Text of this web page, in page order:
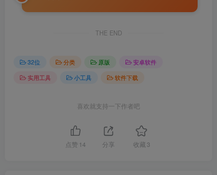
THE END
32位 分类 原版
安卓软件
实用工具
小工具 软件下载
喜欢就支持一下作者吧
点赞 14 分享 收藏 3